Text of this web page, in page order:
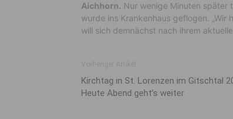
Aichhorn. Nur wenige Minuten später
wurde ins Krankenhaus geflogen. „Wir
will sich demnächst nach ihrem
Kirchtag in St. Lorenzen im Gitschtal
Heute Abend geht’s weiter